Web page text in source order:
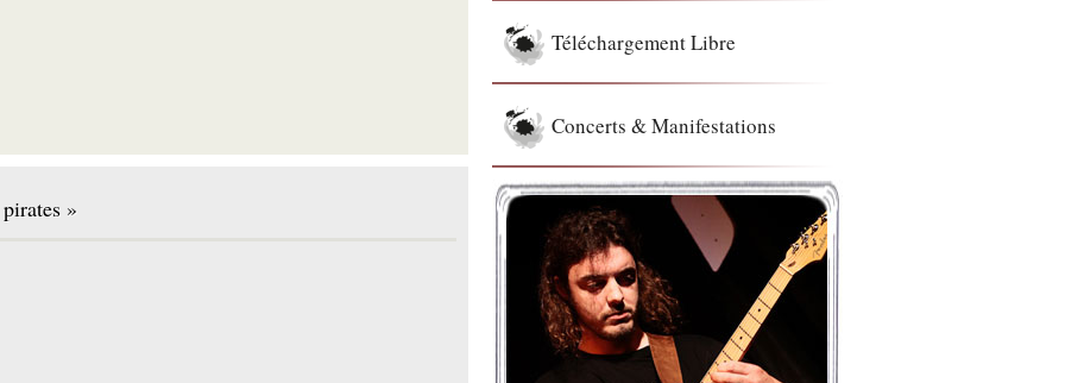
»
Téléchargement Libre
Concerts & Manifestations